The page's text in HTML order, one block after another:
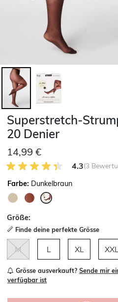
Superstretch-
20 Denier
14,99 €
4.3 von 5 Kundenrezensionen
4.3(3
Farbe: Dunkelbraun
Größe:
Finde deine perfekte Grösse
M L XL XXL
Grösse ausverkauft? Sende mir
verfügbar ist